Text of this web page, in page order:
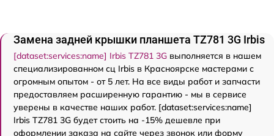
Замена задней крышки планшета TZ781 3G Irbis
[dataset:services:name] Irbis TZ781 3G выполняется в нашем
специализированном сц Irbis в Красноярске мастерами с
огромным опытом - от 5 лет. На все виды работ и запчасти
предоставляем расширенную гарантию - мы в сервисе
уверены в качестве наших работ. [dataset:services:name]
Irbis TZ781 3G будет стоить на -15% дешевле при
оформлении заказа на сайте через звонок или форму